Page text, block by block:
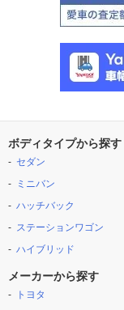
ボディタイプから探す
セダン
ミニバン
ハッチバック
ステーションワゴン
ハイブリッド
メーカーから探す
トヨタ